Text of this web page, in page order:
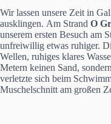
Wir lassen unsere Zeit in
ausklingen. Am Strand O
unserem ersten Besuch am
unfreiwillig etwas ruhiger.
Wellen, ruhiges klares
Metern keinen Sand,
verletzte sich beim
Muschelschnitt am großen